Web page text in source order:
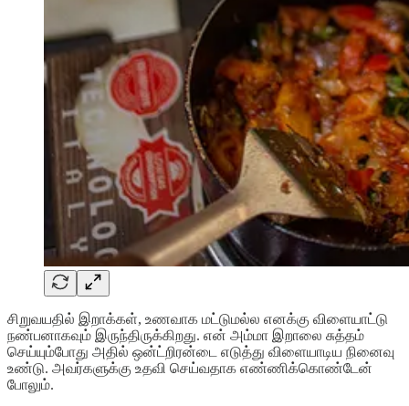
சிறுவயதில் இறாக்கள், உணவாக மட்டுமல்ல எனக்கு விளையாட்டு
நண்பனாகவும் இருந்திருக்கிறது. என் அம்மா இறாலை சுத்தம்
செய்யும்போது அதில் ஒன்ட்றிரன்டை எடுத்து விளையாடிய நினைவு
உண்டு. அவர்களுக்கு உதவி செய்வதாக எண்ணிக்கொண்டேன்
போலும்.